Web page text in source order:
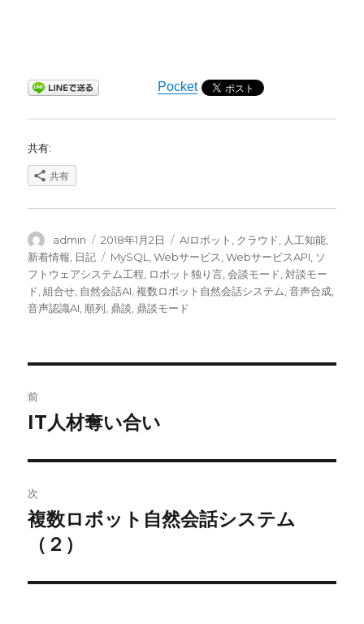
Pocket
共有:
共有
投
稿
者
admin
投
稿
日:
2018年1月2日
カ
テ
ゴ
リ
ー
AIロボット クラウド 人工知能
新着情報 日記
タ
グ
MySQL ,Webサービス ,WebサービスAPI ソ
フトウェアシステム工程 ロボット独り言 ,会談モード ,対談モー
ド ,組合せ 自然会話AI ,複数ロボット自然会話システム ,音声合成
音声認識AI 順列 鼎談 鼎談モード
稿
ビ
ゲ
ー
シ
前
前
投
稿:
IT人材奪い合い
次
次
の
稿:
複数ロボット自然会話システム
（２）